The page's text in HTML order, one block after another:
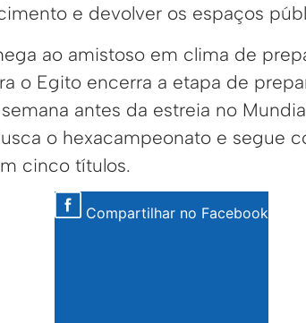
e devolver os espaços
ao amistoso em clima de
o Egito encerra a etapa de
antes da estreia no
o hexacampeonato e segue
cinco títulos.
Compartilhar no Facebook